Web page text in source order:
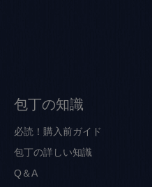
包丁の知識
必読！購入前ガイド
包丁の詳しい知識
Q＆A